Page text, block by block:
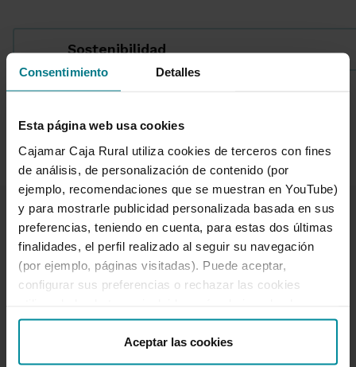
Consentimiento Detalles
Esta página web usa cookies
Cajamar Caja Rural utiliza cookies de terceros con fines
de análisis, de personalización de contenido (por
ejemplo, recomendaciones que se muestran en YouTube)
y para mostrarle publicidad personalizada basada en sus
preferencias, teniendo en cuenta, para estas dos últimas
finalidades, el perfil realizado al seguir su navegación
(por ejemplo, páginas visitadas). Puede aceptar,
configurar sus preferencias o rechazar las cookies
“Detalles”. También puede obtener más información, así
como cambiar el consentimiento en cualquier momento
desde nuestraPolítica de Cookies.
Aceptar las cookies
Sostenibilidad
Te ayudamos
Oficinas y cajeros
Desbloqueo banca online